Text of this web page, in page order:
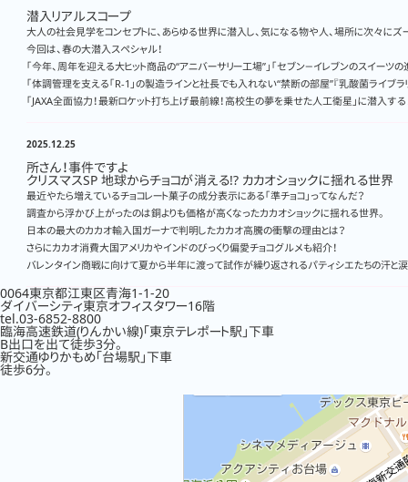
潜入リアルスコープ
大人の社会見学をコンセプトに、あらゆる世界に潜入し、気になる物や人、場所に次々に
今回は、春の大潜入スペシャル！
「今年、周年を迎える大ヒット商品の“アニバーサリー工場”」「セブン－イレブンのスイーツ
「体調管理を支える「R-1」の製造ラインと社長でも入れない“禁断の部屋”『乳酸菌ライブラリ
「JAXA全面協力！最新ロケット打ち上げ最前線！高校生の夢を乗せた人工衛星」に潜入する
2025.12.25
所さん！事件ですよ
クリスマスSP 地球からチョコが消える!? カカオショックに揺れる世界
最近やたら増えているチョコレート菓子の成分表示にある「準チョコ」ってなんだ？
調査から浮かび上がったのは銅よりも価格が高くなったカカオショックに揺れる世界。
日本の最大のカカオ輸入国ガーナで判明したカカオ高騰の衝撃の理由とは？
さらにカカオ消費大国アメリカやインドのびっくり偏愛チョコグルメも紹介！
バレンタイン商戦に向けて夏から半年に渡って試作が繰り返されるパティシエたちの汗と
0064東京都江東区青海1-1-20
ダイバーシティ東京オフィスタワー16階
tel.03-6852-8800
臨海高速鉄道(りんかい線)「東京テレポート駅」下車
B出口を出て徒歩3分。
新交通ゆりかもめ「台場駅」下車
徒歩6分。